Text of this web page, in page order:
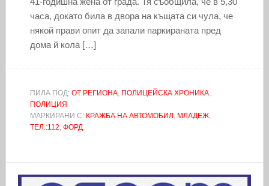
часа, докато била в двора на къщата си чула, че
някой прави опит да запали паркираната пред
дома й кола […]
ПИЛА ПОД: ОТ РЕГИОНА, ПОЛИЦЕЙСКА ХРОНИКА,
ПОЛИЦИЯ
МАРКИРАНИ С: КРАЖБА НА АВТОМОБИЛ , МЛАДЕЖ,
ТЕЛ.:112, ФОРД